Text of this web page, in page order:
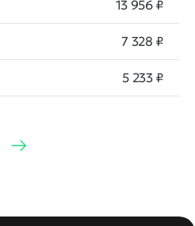
13 956 ₽
7 328 ₽
5 233 ₽